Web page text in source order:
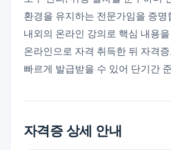
환경을 유지하는 전문가임을 증명
내외의 온라인 강의로 핵심 내용
온라인으로 자격 취득한 뒤 자격
빠르게 발급받을 수 있어 단기간
자격증 상세 안내